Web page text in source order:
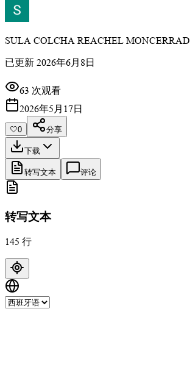
SULA COLCHA REACHEL MONCERRAD
已更新 2026年6月8日
63 次观看
2026年5月17日
🤍0 分享
下载
转写文本 评论
转写文本
145 行